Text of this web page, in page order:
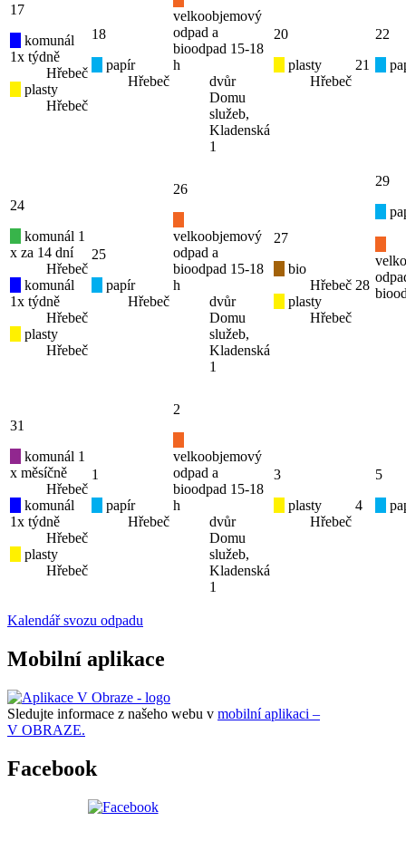
17
komunál
1x týdně
Hřebeč
plasty
Hřebeč
18
papír
Hřebeč
velkoobjemový
odpad a
bioodpad 15-18
h
dvůr
Domu
služeb,
Kladenská
1
20
plasty
Hřebeč
21
22
24
komunál 1
x za 14 dní
Hřebeč
komunál
1x týdně
Hřebeč
plasty
Hřebeč
25
papír
Hřebeč
26
velkoobjemový
odpad a
bioodpad 15-18
h
dvůr
Domu
služeb,
Kladenská
1
27
bio
Hřebeč
plasty
Hřebeč
28
29
31
komunál 1
x měsíčně
Hřebeč
komunál
1x týdně
Hřebeč
plasty
Hřebeč
1
papír
Hřebeč
2
velkoobjemový
odpad a
bioodpad 15-18
h
dvůr
Domu
služeb,
Kladenská
1
3
plasty
Hřebeč
4
5
Kalendář svozu odpadu
Mobilní aplikace
Sledujte informace z našeho webu v mobilní aplikaci –
V OBRAZE.
Facebook